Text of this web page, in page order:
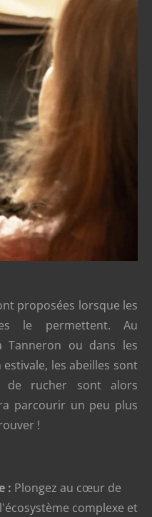
proposées lorsque les
le permettent. Au
ou dans les
les abeilles sont
de rucher sont alors
parcourir un peu plus
!
: Plongez au cœur de
complexe et